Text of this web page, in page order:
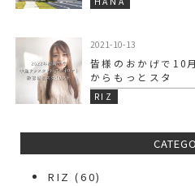
2021-10-13
皆様のおかげで10
からもっとスタ
RIZ
RIZ (60)